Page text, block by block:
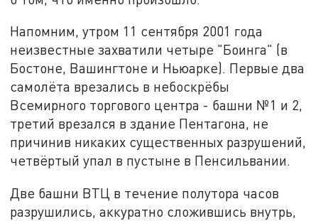
Напомним, утром 11 сентября 2001 года
неизвестные захватили четыре "Боинга" (в
Бостоне, Вашингтоне и Ньюарке). Первые два
самолёта врезались в небоскрёбы
Всемирного торгового центра - башни №1 и 2,
третий врезался в здание Пентагона, не
причинив никаких существенных разрушений,
четвёртый упал в пустыне в Пенсильвании.
Две башни ВТЦ в течение полутора часов
разрушились, аккуратно сложившись внутрь,